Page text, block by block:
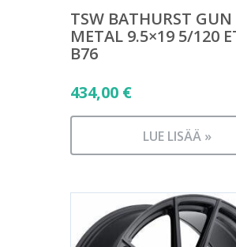
TSW BATHURST GUN
METAL 9.5×19 5/120
B76
434,00 €
LUE LISÄÄ »